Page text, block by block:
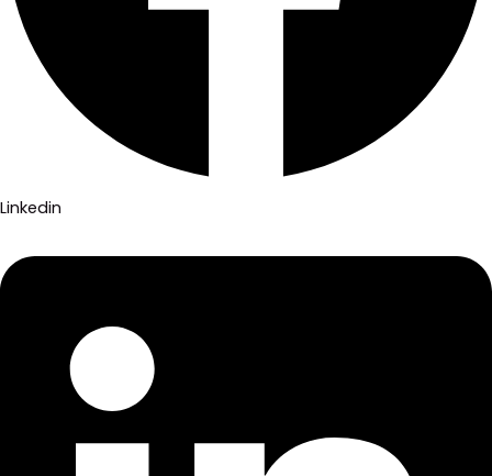
Linkedin